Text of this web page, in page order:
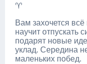
♈
Вам захочется
научит отпускать
подарят новые
уклад. Середина
маленьких побед.